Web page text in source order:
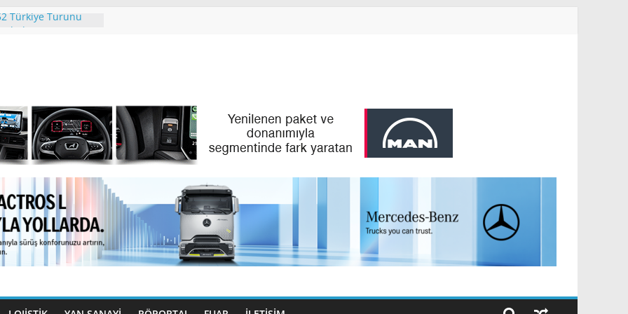
Türkiye Turunu
PREMİUM
SKYLINER OLDU
Türk Dijital
Yönetiminde Yeni
Türk Gençleri